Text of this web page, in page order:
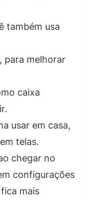
também usa
para melhorar
caixa
usar em casa,
telas.
chegar no
configurações
mais